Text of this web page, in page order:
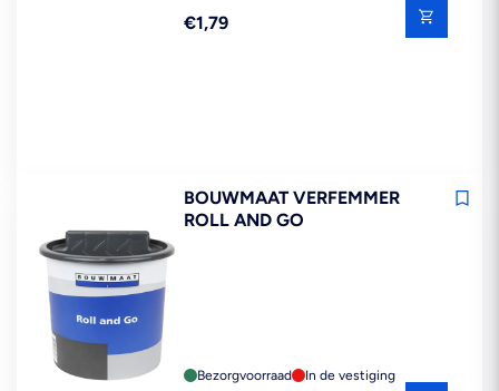
Reguliere
€1,79
BOUWMAAT VERFEMMER
ROLL AND GO
Bezorgvoorraad In de vestiging